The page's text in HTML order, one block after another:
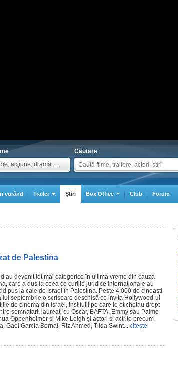
acţiune, dramă, ...
Căutare
curând Trailer Ştiri Box Office Club Forum
de Palestina
au devenit tot mai categorice în ultima vreme din cauza
care a dus la ceea ce curţile juridice internaţionale au
pus la cale de Israel în Palestina. Peste 4.000 de cineaşti
septembrie o scrisoare deschisă ce invita Hollywood-ul
de cinema din Israel, instituţii pe care le etichetau drept
semnatari, laureaţi cu Oscar, BAFTA, Emmy sau Palme
Oppenheimer şi Mike Leigh şi actori şi actriţe precum
Gael Garcia Bernal, Riz Ahmed, Tilda Swint... citeşte